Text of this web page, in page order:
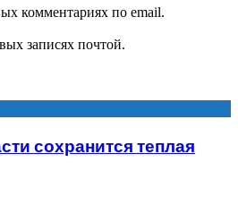
комментариях по email.
записях почтой.
сохранится теплая